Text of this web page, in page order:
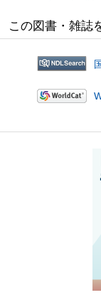
この図書・雑誌